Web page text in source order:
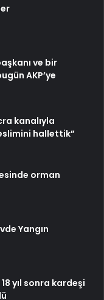
ve bir
AKP’ye
kanalıyla
hallettik”
orman
Yangın
yıl sonra kardeşi